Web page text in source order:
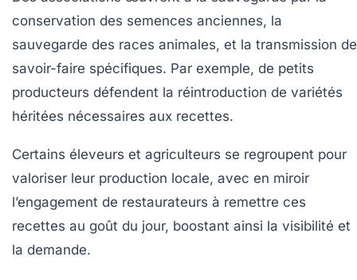
conservation des semences anciennes, la
sauvegarde des races animales, et la transmission de
savoir-faire spécifiques. Par exemple, de petits
producteurs défendent la réintroduction de variétés
héritées nécessaires aux recettes.
Certains éleveurs et agriculteurs se regroupent pour
valoriser leur production locale, avec en miroir
l’engagement de restaurateurs à remettre ces
recettes au goût du jour, boostant ainsi la visibilité et
la demande.